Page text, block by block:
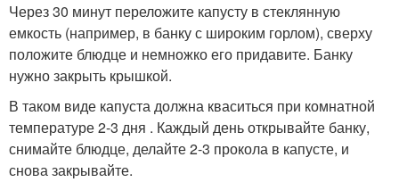
Через 30 минут переложите капусту в стеклянную
емкость (например, в банку с широким горлом), сверху
положите блюдце и немножко его придавите. Банку
нужно закрыть крышкой.
В таком виде капуста должна кваситься при комнатной
температуре 2-3 дня . Каждый день открывайте банку,
снимайте блюдце, делайте 2-3 прокола в капусте, и
снова закрывайте.